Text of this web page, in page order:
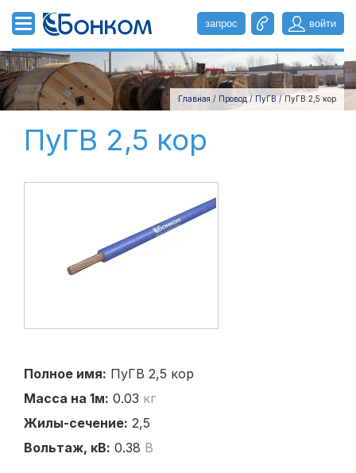
Кабель
ААБл
АВБбШв
АВВГ
КВВГнг(А)
КВВГнг(А)-LS
КВВГЭнг(А)-LS
КГ
запрос войти
УНП
Главная / Провод /ПуГВ / ПуГВ 2,5 кор
ПуГВ 2,5 кор
Полное имя: ПуГВ 2,5 кор
Масса на 1м: 0.03 кг
Жилы-сечение: 2,5
Вольтаж, кВ: 0.38 В